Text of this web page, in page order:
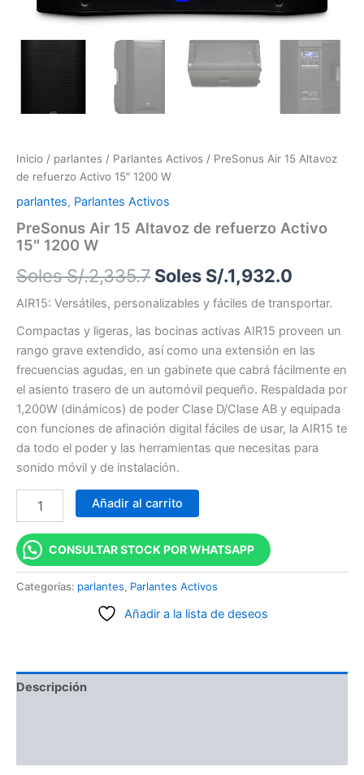
Inicio / parlantes / Parlantes Activos / PreSonus Air 15 Altavoz
de refuerzo Activo 15″ 1200 W
parlantes, Parlantes Activos
PreSonus Air 15 Altavoz de refuerzo Activo
15″ 1200 W
Soles S/.2,335.7 Soles S/.1,932.0
AIR15: Versátiles, personalizables y fáciles de transportar.
Compactas y ligeras, las bocinas activas AIR15 proveen un
rango grave extendido, así como una extensión en las
frecuencias agudas, en un gabinete que cabrá fácilmente en
el asiento trasero de un automóvil pequeño. Respaldada por
1,200W (dinámicos) de poder Clase D/Clase AB y equipada
con funciones de afinación digital fáciles de usar, la AIR15 te
da todo el poder y las herramientas que necesitas para
sonido móvil y de instalación.
Añadir al carrito
CONSULTAR STOCK POR WHATSAPP
Categorías: parlantes, Parlantes Activos
Añadir a la lista de deseos
Descripción